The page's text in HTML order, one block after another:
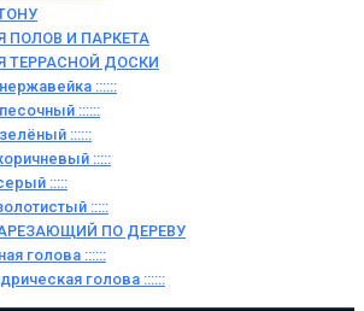
ПОЛОВ И ПАРКЕТА
ТЕРРАСНОЙ ДОСКИ
::::::
::::::
::::::
:::::
:::::
:::::
ПО ДЕРЕВУ
голова ::::::
голова ::::::